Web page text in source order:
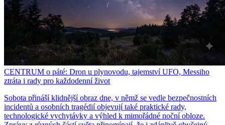
CENTRUM o páté: Dron u plynovodu, tajemství UFO, Messiho
ztráta i rady pro každodenní život
Sobota přináší klidnější obraz dne, v němž se vedle bezpečnostních
incidentů a osobních tragédií objevují také praktické rady,
technologické vychytávky a výhled k mimořádné noční obloze.